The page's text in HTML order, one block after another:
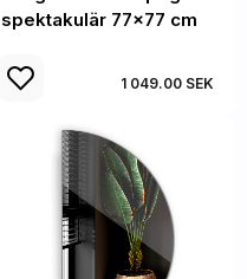
spektakulär 77x77 cm
1 049.00 SEK